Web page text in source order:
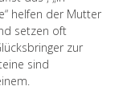
helfen der Mutter
setzen oft
zur
sind